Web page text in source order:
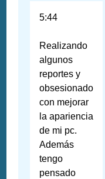
5:44
Realizando
algunos
reportes y
obsesionado
con mejorar
la apariencia
de mi pc.
Además
tengo
pensado